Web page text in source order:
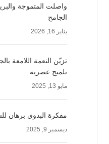
واصلت المتموجة
الجامح
يناير 16, 2026
تزيّن النعمة اللامعة
تلميح عصرية
مايو 13, 2025
مفكرة البدوي برهان
ديسمبر 9, 2025